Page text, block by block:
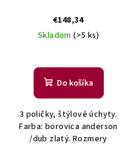
€148,34
Skladom(>5 ks)
Do košíka
3 poličky, štýlové úchyty.
Farba: borovica anderson
/dub zlatý. Rozmery